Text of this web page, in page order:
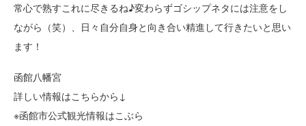
常心で熟すこれに尽きるね♪変わらずゴシップネタには注意をし
ながら（笑）、日々自分自身と向き合い精進して行きたいと思い
ます！
函館八幡宮
詳しい情報はこちらから↓
※函館市公式観光情報はこぶら